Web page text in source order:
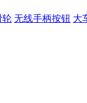
轮 无线手柄按钮 大